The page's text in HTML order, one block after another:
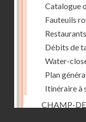
Catalogue
Fauteuils
Débits de
Water-
Plan
Itinéraire à
CHAMP-